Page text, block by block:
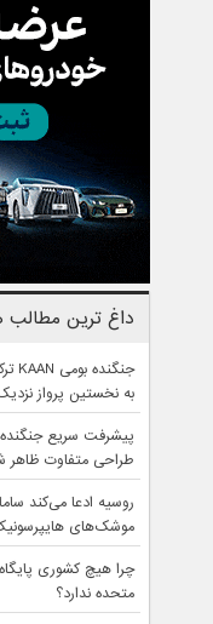
داغ ترین مطالب
به نخستین پرواز
طراحی متفاوت ظاهر
موشک‌های
چرا هیچ کشوری
متحده ندارد؟